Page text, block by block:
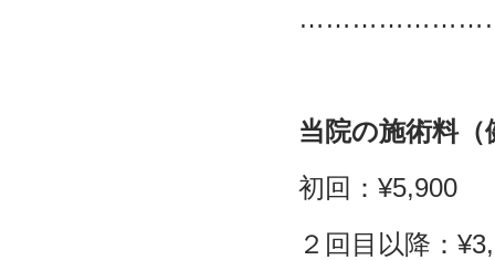
当院の施術料
初回：¥5,900
２回目以降：